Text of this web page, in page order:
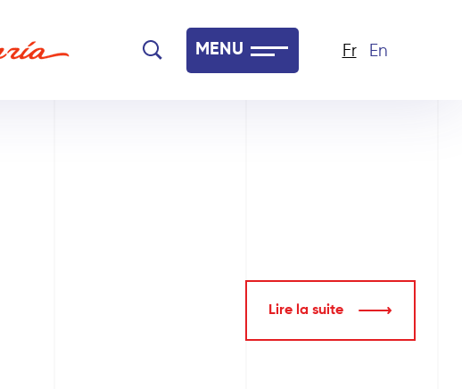
MENU Fr En
Lire la suite